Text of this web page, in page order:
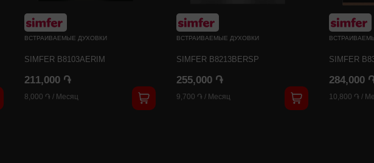
ВСТРАИВАЕМЫЕ ДУХОВКИ
SIMFER B8103AERIM
211,000 ֏
8,000 ֏ / Месяц
ВСТРАИВАЕМЫЕ ДУХОВКИ
SIMFER B8213BERSP
255,000 ֏
9,700 ֏ / Месяц
SIMFER
284,000
10,800 ֏ /